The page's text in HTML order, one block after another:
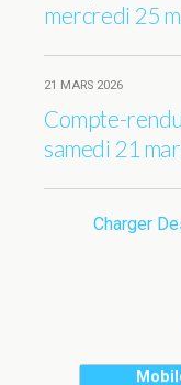
mercredi 25
21 MARS 2026
Compte-
samedi 21
Charger